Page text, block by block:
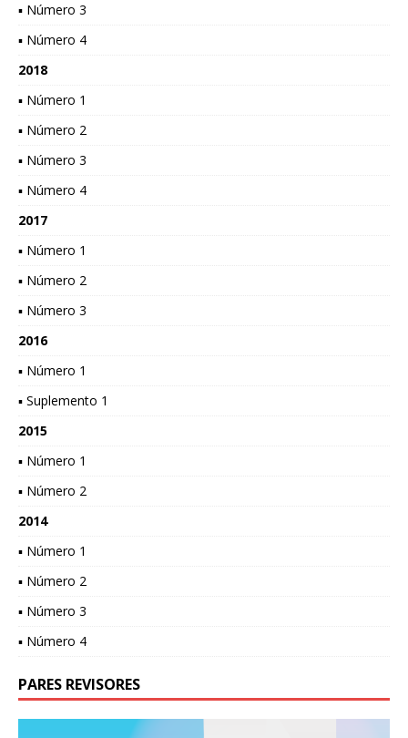
▪ Número 3
▪ Número 4
2018
▪ Número 1
▪ Número 2
▪ Número 3
▪ Número 4
2017
▪ Número 1
▪ Número 2
▪ Número 3
2016
▪ Número 1
▪ Suplemento 1
2015
▪ Número 1
▪ Número 2
2014
▪ Número 1
▪ Número 2
▪ Número 3
▪ Número 4
PARES REVISORES